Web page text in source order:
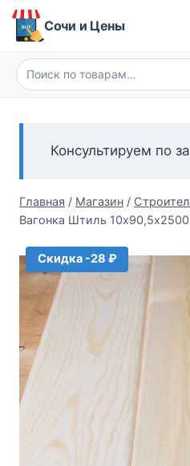
Перейти
Сочи и Цены
Искать:
Консультируем по
Главная / Магазин /
Вагонка Штиль
Скидка -28 ₽